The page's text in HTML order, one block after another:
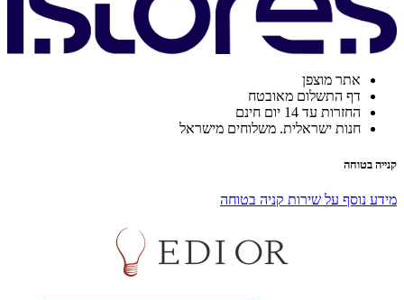
אתר מוצפן
דף התשלום מאובטח
החזרות עד 14 יום חינם
חנות ישראלית. משלוחים מישראל
קנייה בטוחה
מידע נוסף על שירות קניה בטוחה